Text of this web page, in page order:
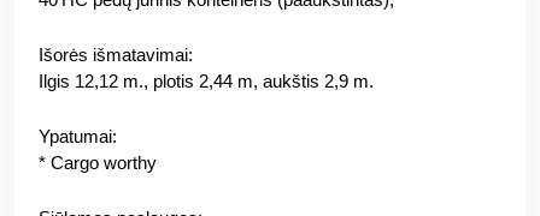
Išorės išmatavimai:
Ilgis 12,12 m., plotis 2,44 m, aukštis 2,9 m.
Ypatumai:
* Cargo worthy